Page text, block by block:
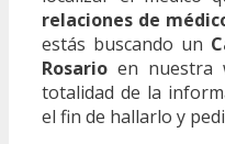
relaciones de
estás buscando un
Rosario en nuestra
totalidad de la
el fin de hallarlo y